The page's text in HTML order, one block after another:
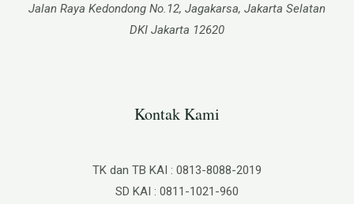
Jalan Raya Kedondong No.12, Jagakarsa, Jakarta Selatan
DKI Jakarta 12620
Kontak Kami
TK dan TB KAI : 0813-8088-2019
SD KAI : 0811-1021-960